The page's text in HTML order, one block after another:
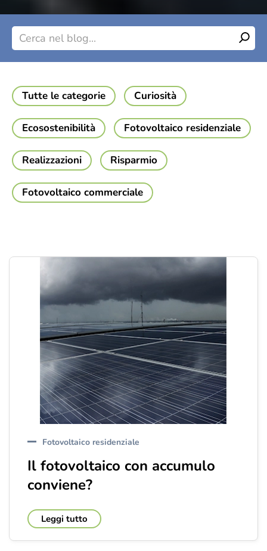
Blog
Tutte le categorie Curiosità
Ecosostenibilità Fotovoltaico residenziale
Realizzazioni Risparmio
Fotovoltaico commerciale
Fotovoltaico residenziale
Il fotovoltaico con accumulo
conviene?
Leggi tutto